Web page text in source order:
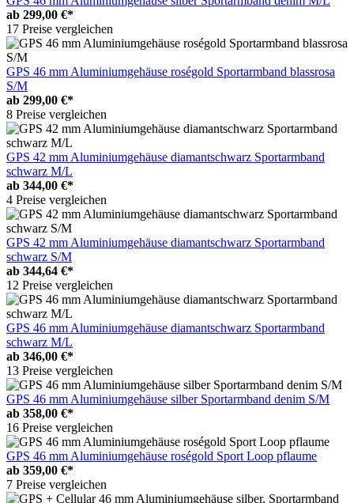
ab 299,00 €*
17 Preise vergleichen
GPS 46 mm Aluminiumgehäuse roségold Sportarmband blassrosa
S/M
ab 299,00 €*
8 Preise vergleichen
GPS 42 mm Aluminiumgehäuse diamantschwarz Sportarmband
schwarz M/L
ab 344,00 €*
4 Preise vergleichen
GPS 42 mm Aluminiumgehäuse diamantschwarz Sportarmband
schwarz S/M
ab 344,64 €*
12 Preise vergleichen
GPS 46 mm Aluminiumgehäuse diamantschwarz Sportarmband
schwarz M/L
ab 346,00 €*
13 Preise vergleichen
GPS 46 mm Aluminiumgehäuse silber Sportarmband denim S/M
ab 358,00 €*
16 Preise vergleichen
GPS 46 mm Aluminiumgehäuse roségold Sport Loop pflaume
ab 359,00 €*
7 Preise vergleichen